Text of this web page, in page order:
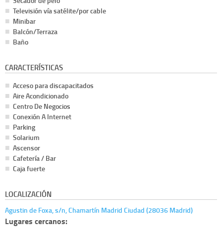
Televisión vía satélite/por cable
Minibar
Balcón/Terraza
Baño
CARACTERÍSTICAS
Acceso para discapacitados
Aire Acondicionado
Centro De Negocios
Conexión A Internet
Parking
Solarium
Ascensor
Cafetería / Bar
Caja fuerte
LOCALIZACIÓN
Agustin de Foxa, s/n, Chamartín Madrid Ciudad (28036 Madrid)
Lugares cercanos: